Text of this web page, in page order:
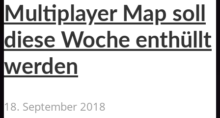
Multiplayer Map soll
diese Woche enthüllt
werden
18. September 2018